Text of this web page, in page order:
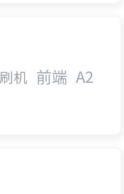
刷机 前端 A2